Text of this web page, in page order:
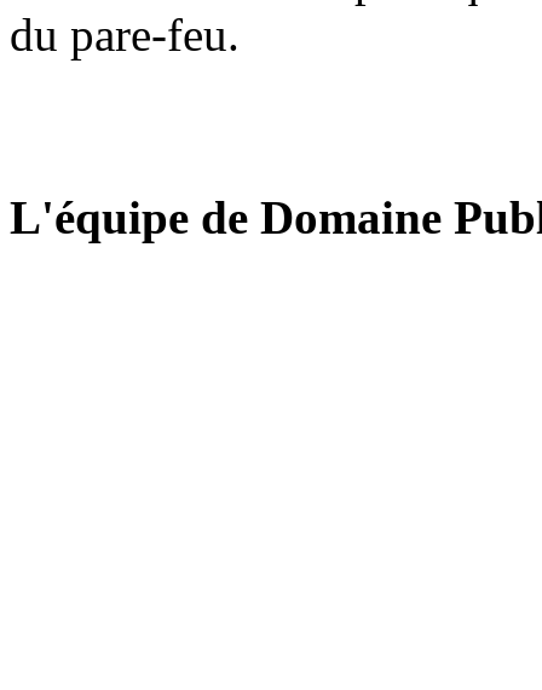
du pare-feu.
L'équipe de Domaine